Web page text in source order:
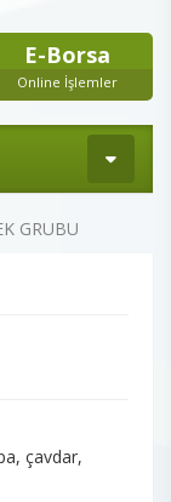
E-Borsa
Online İşlemler
GRUBU
çavdar,